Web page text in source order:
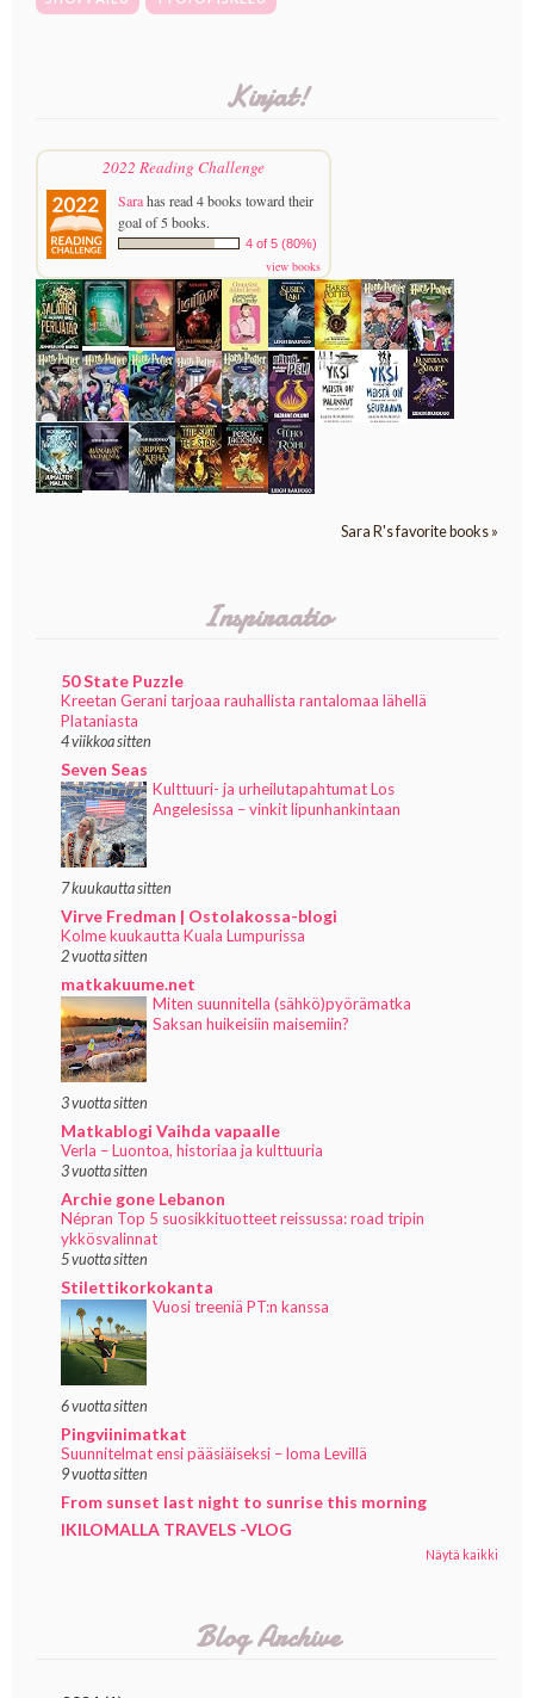
Kirjat!
2022 Reading Challenge
Sarahas read 4 books toward their
goal of 5 books.
4 of 5 (80%)
view books
Sara R's favorite books »
Inspiraatio
50 State Puzzle
Kreetan Gerani tarjoaa rauhallista rantalomaa lähellä
Plataniasta
4 viikkoa sitten
Seven Seas
Kulttuuri- ja urheilutapahtumat Los
Angelesissa – vinkit lipunhankintaan
7 kuukautta sitten
Virve Fredman | Ostolakossa-blogi
Kolme kuukautta Kuala Lumpurissa
2 vuotta sitten
matkakuume.net
Miten suunnitella (sähkö)pyörämatka
Saksan huikeisiin maisemiin?
3 vuotta sitten
Matkablogi Vaihda vapaalle
Verla – Luontoa, historiaa ja kulttuuria
3 vuotta sitten
Archie gone Lebanon
Népran Top 5 suosikkituotteet reissussa: road tripin
ykkösvalinnat
5 vuotta sitten
Stilettikorkokanta
Vuosi treeniä PT:n kanssa
6 vuotta sitten
Pingviinimatkat
Suunnitelmat ensi pääsiäiseksi – loma Levillä
9 vuotta sitten
From sunset last night to sunrise this morning
IKILOMALLA TRAVELS -VLOG
Näytä kaikki
Blog Archive